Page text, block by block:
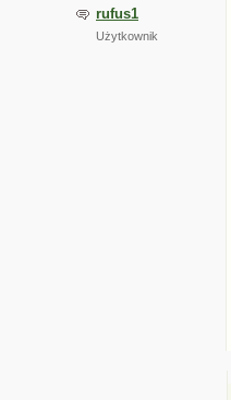
rufus1
Użytkownik